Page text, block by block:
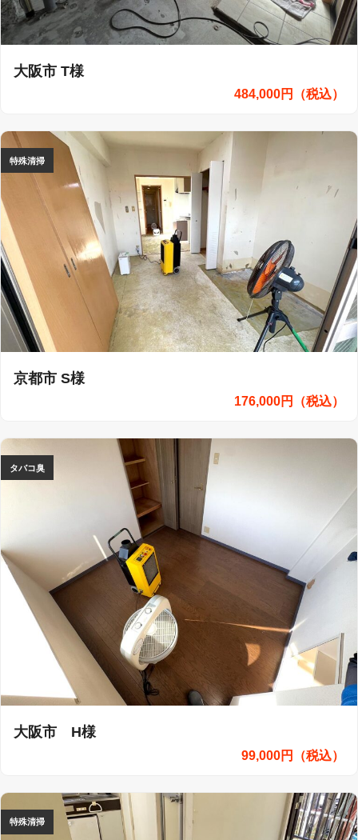
大阪市 T様
484,000円（税込）
京都市 S様
176,000円（税込）
特殊清掃
大阪市 H様
99,000円（税込）
タバコ臭
特殊清掃